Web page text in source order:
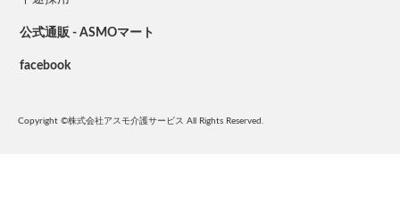
公式通販 - ASMOマート
facebook
Copyright ©株式会社アスモ介護サービス All Rights Reserved.